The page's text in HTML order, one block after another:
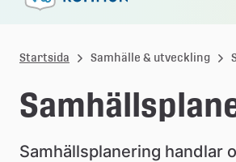
u
l
e
å
Startsida Samhälle & utveckling
Samhällsplanering handlar